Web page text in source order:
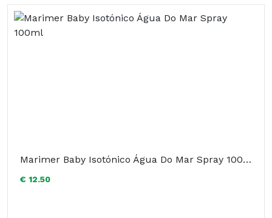
Marimer Baby Isotónico Água Do Mar Spray 100ml
€ 12.50